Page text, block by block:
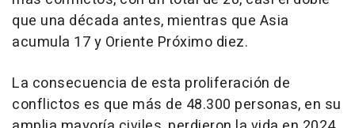
que una década antes, mientras que Asia
acumula 17 y Oriente Próximo diez.
La consecuencia de esta proliferación de
conflictos es que más de 48.300 personas, en su